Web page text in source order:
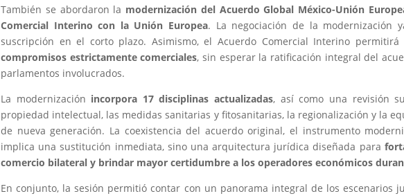
También se abordaron la modernización del Acuerdo Global México-Unión
Comercial Interino con la Unión Europea. La negociación de la modernización
suscripción en el corto plazo. Asimismo, el Acuerdo Comercial Interino permitirá
compromisos estrictamente comerciales, sin esperar la ratificación integral del
parlamentos involucrados.
La modernización incorpora 17 disciplinas actualizadas, así como una revisión
propiedad intelectual, las medidas sanitarias y fitosanitarias, la regionalización y la
de nueva generación. La coexistencia del acuerdo original, el instrumento
implica una sustitución inmediata, sino una arquitectura jurídica diseñada para
comercio bilateral y brindar mayor certidumbre a los operadores económicos
En conjunto, la sesión permitió contar con un panorama integral de los escenarios